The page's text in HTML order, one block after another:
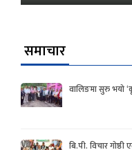
समाचार
वालिङमा सुरु भयो
बि.पी. विचार